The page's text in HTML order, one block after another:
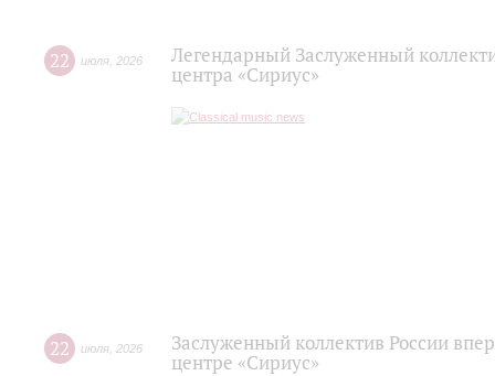
22 июля 2026
Легендарный Заслуженный
центра «Сириус»
22 июля 2026
Заслуженный коллектив России
центре «Сириус»